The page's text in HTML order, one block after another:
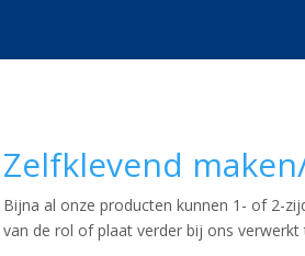
Zelfklevend
Bijna al onze producten kunnen 1- of 2-
van de rol of plaat verder bij ons